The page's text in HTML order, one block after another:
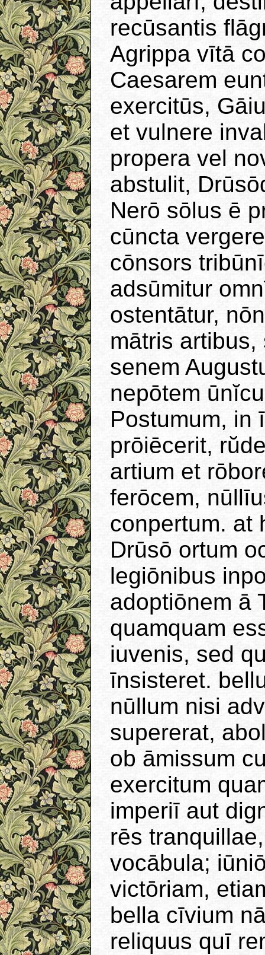
recūsantis
Agrippa vītā
Caesarem
exercitūs,
et vulnere
propera vel
abstulit,
Nerō sōlus ē
cūncta
cōnsors
adsūmitur
ostentātur,
mātris
senem
nepōtem
Postumum, in
prōiēcerit,
artium et
ferōcem,
conpertum. at
Drūsō ortum
legiōnibus
adoptiōnem ā
quamquam
iuvenis, sed
īnsisteret.
nūllum nisi
supererat,
ob āmissum
exercitum
imperiī aut
rēs
vocābula;
victōriam,
bella cīvium
reliquus quī